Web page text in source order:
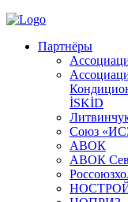
Партнёры
İSKİD
Союз
АВОК
АВОК